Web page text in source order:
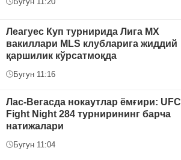
Леагуес Куп турнирида Лига МХ
вакиллари MLS клубларига жиддий
қаршилик кўрсатмоқда
Бугун 11:16
Лас-Вегасда нокаутлар ёмғири: UFC
Fight Night 284 турнирининг барча
натижалари
Бугун 11:04